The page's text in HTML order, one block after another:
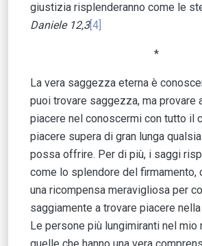
giustizia risplenderanno come le
Daniele 12,3[4]
*
La vera saggezza eterna è
puoi trovare saggezza, ma provare
piacere nel conoscermi con tutto il
piacere supera di gran lunga
possa offrire. Per di più, i saggi
come lo splendore del firmamento,
una ricompensa meravigliosa per
saggiamente a trovare piacere
Le persone più lungimiranti nel mio